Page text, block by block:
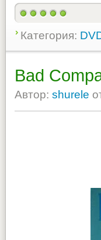
Категория:
Bad
Автор: shurele